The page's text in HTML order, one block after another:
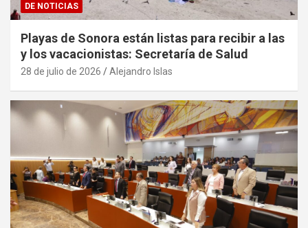
DE NOTICIAS
Playas de Sonora están listas para recibir a las
y los vacacionistas: Secretaría de Salud
28 de julio de 2026 Alejandro Islas